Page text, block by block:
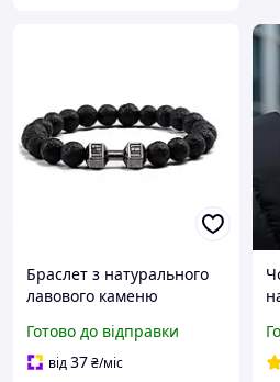
Браслет з натурального
лавового каменю
для спортсменів та
активних людей
Готово до відправки
від37₴/міс
з